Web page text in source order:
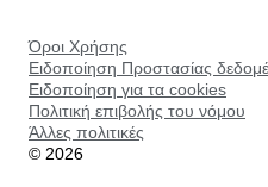
Όροι Χρήσης
Ειδοποίηση Προστασίας
Ειδοποίηση για τα cookies
Πολιτική επιβολής του νόμου
Άλλες πολιτικές
© 2026